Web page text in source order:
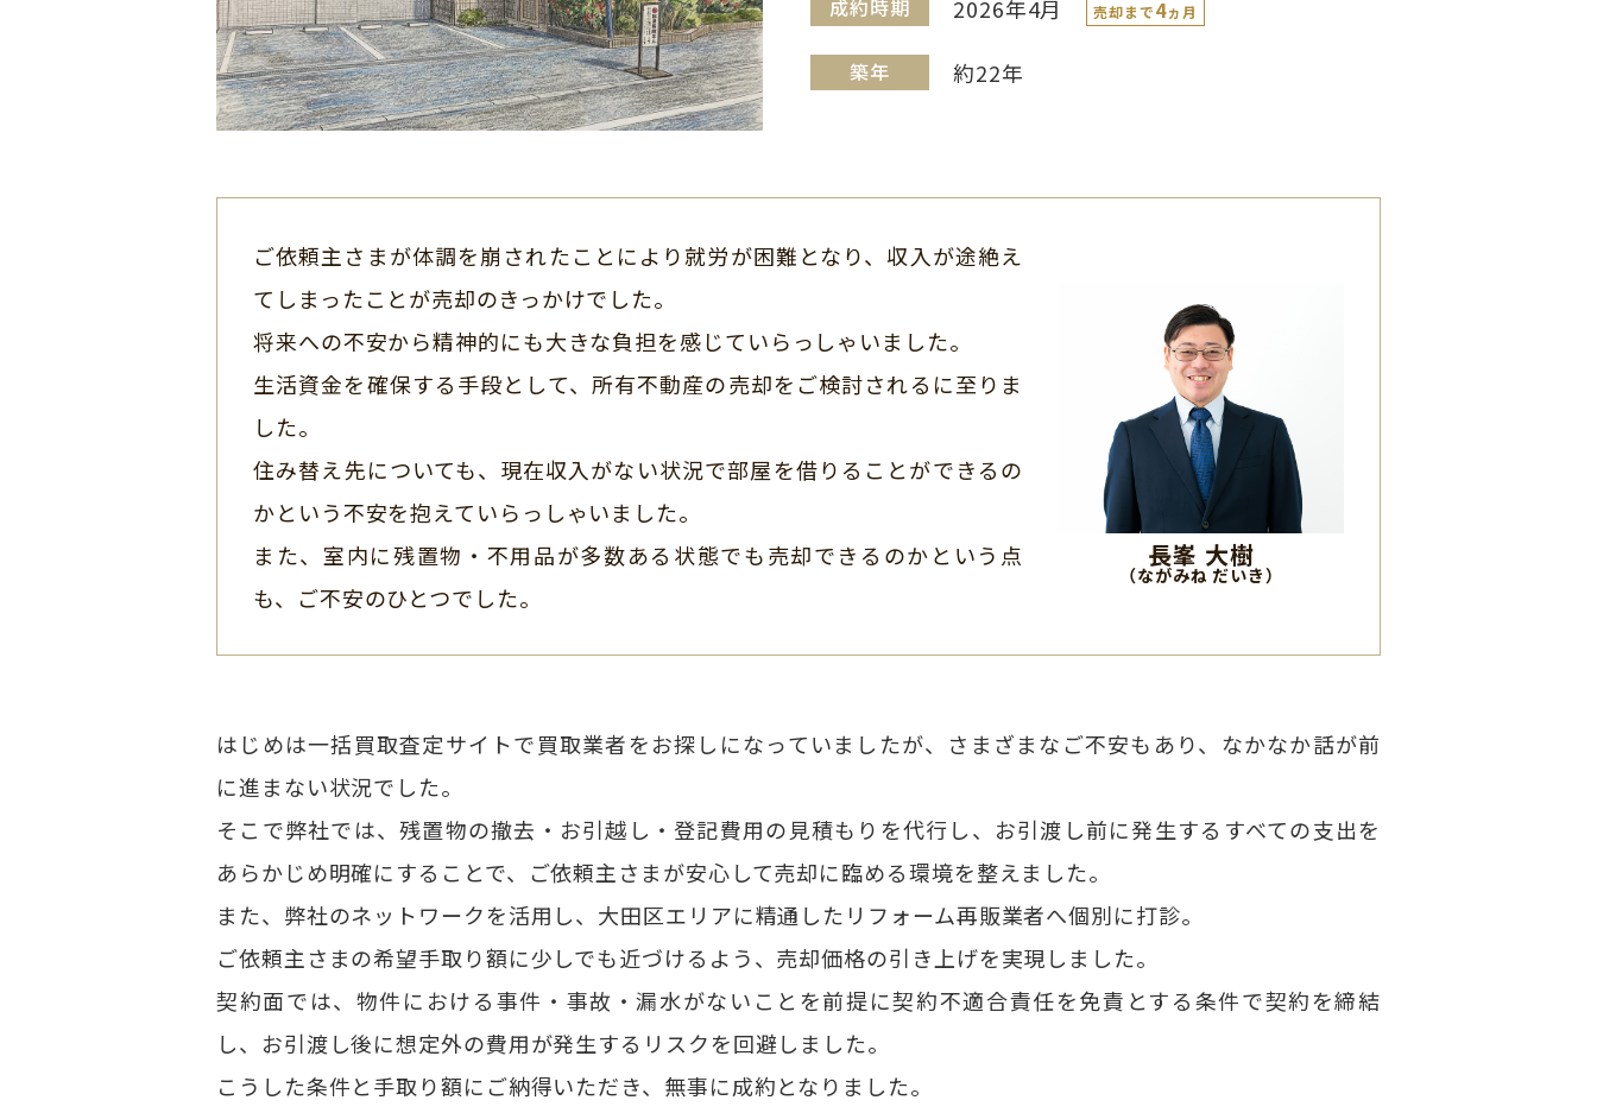
成約時期 2026年4月 売却まで4ヵ月
築年 約22年
ご依頼主さまが体調を崩されたことにより就労が困難となり、収入が途絶え
てしまったことが売却のきっかけでした。
将来への不安から精神的にも大きな負担を感じていらっしゃいました。
生活資金を確保する手段として、所有不動産の売却をご検討されるに至りま
した。
住み替え先についても、現在収入がない状況で部屋を借りることができるの
かという不安を抱えていらっしゃいました。
また、室内に残置物・不用品が多数ある状態でも売却できるのかという点
も、ご不安のひとつでした。
長峯 大樹
（ながみね だいき）
はじめは一括買取査定サイトで買取業者をお探しになっていましたが、さまざまなご不安もあり、なかなか話が前
に進まない状況でした。
そこで弊社では、残置物の撤去・お引越し・登記費用の見積もりを代行し、お引渡し前に発生するすべての支出を
あらかじめ明確にすることで、ご依頼主さまが安心して売却に臨める環境を整えました。
また、弊社のネットワークを活用し、大田区エリアに精通したリフォーム再販業者へ個別に打診。
ご依頼主さまの希望手取り額に少しでも近づけるよう、売却価格の引き上げを実現しました。
契約面では、物件における事件・事故・漏水がないことを前提に契約不適合責任を免責とする条件で契約を締結
し、お引渡し後に想定外の費用が発生するリスクを回避しました。
こうした条件と手取り額にご納得いただき、無事に成約となりました。